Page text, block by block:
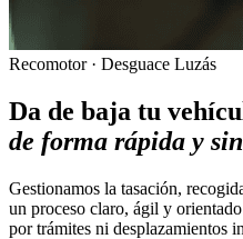
Recomotor · Desguace Luzás
Da de baja tu
de forma rápida y
Gestionamos la tasación,
un proceso claro, ágil y
por trámites ni desplazamientos